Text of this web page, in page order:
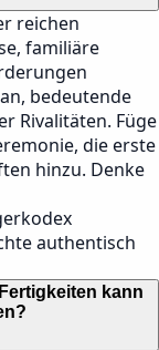
reichen
familiäre
bedeutende
Rivalitäten. Füge
die erste
hinzu. Denke
authentisch
kann